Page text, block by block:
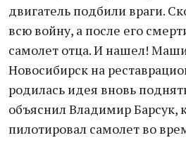
двигатель подбили враги.
всю войну, а после его
самолет отца. И нашел!
Новосибирск на
родилась идея вновь
объяснил Владимир Барсук,
пилотировал самолет во